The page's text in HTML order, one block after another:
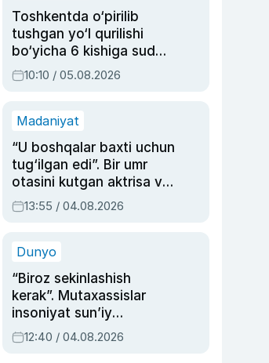
Toshkentda o‘pirilib
tushgan yo‘l qurilishi
bo‘yicha 6 kishiga sud
hukmi o‘qildi
10:10 / 05.08.2026
Madaniyat
“U boshqalar baxti uchun
tug‘ilgan edi”. Bir umr
otasini kutgan aktrisa va
dublyaj ustasi Rimma
Ahmedovaning
13:55 / 04.08.2026
Dunyo
“Biroz sekinlashish
kerak”. Mutaxassislar
insoniyat sun’iy
intellektni boshqara
olmay qolishidan xavotir
12:40 / 04.08.2026